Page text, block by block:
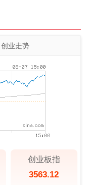
创业走势
创业板指
3563.12